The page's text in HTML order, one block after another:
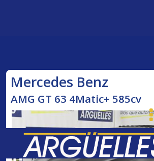
Mercedes Benz
AMG GT 63 4Matic+ 585cv